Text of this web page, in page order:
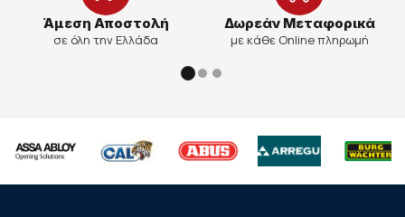
Άμεση Αποστολή
σε όλη την Ελλάδα
Δωρεάν Μεταφορικά
με κάθε Online πληρωμή